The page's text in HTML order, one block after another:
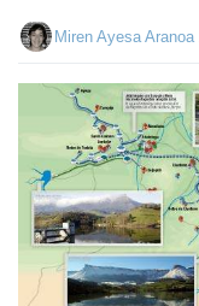
Miren Ayesa Aranoa